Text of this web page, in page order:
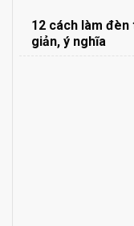
12 cách làm
giản, ý nghĩa